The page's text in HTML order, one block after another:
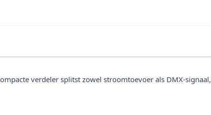
verdeler splitst zowel stroomtoevoer als DMX-signaal,